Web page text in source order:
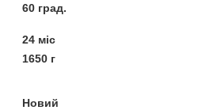
60 град.
24 міс
1650 г
Новий